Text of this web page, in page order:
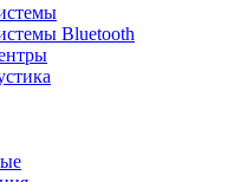
Bluetooth